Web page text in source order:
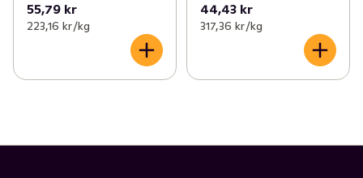
55,79 kr
223,16 kr /kg
44,43 kr
317,36 kr /kg